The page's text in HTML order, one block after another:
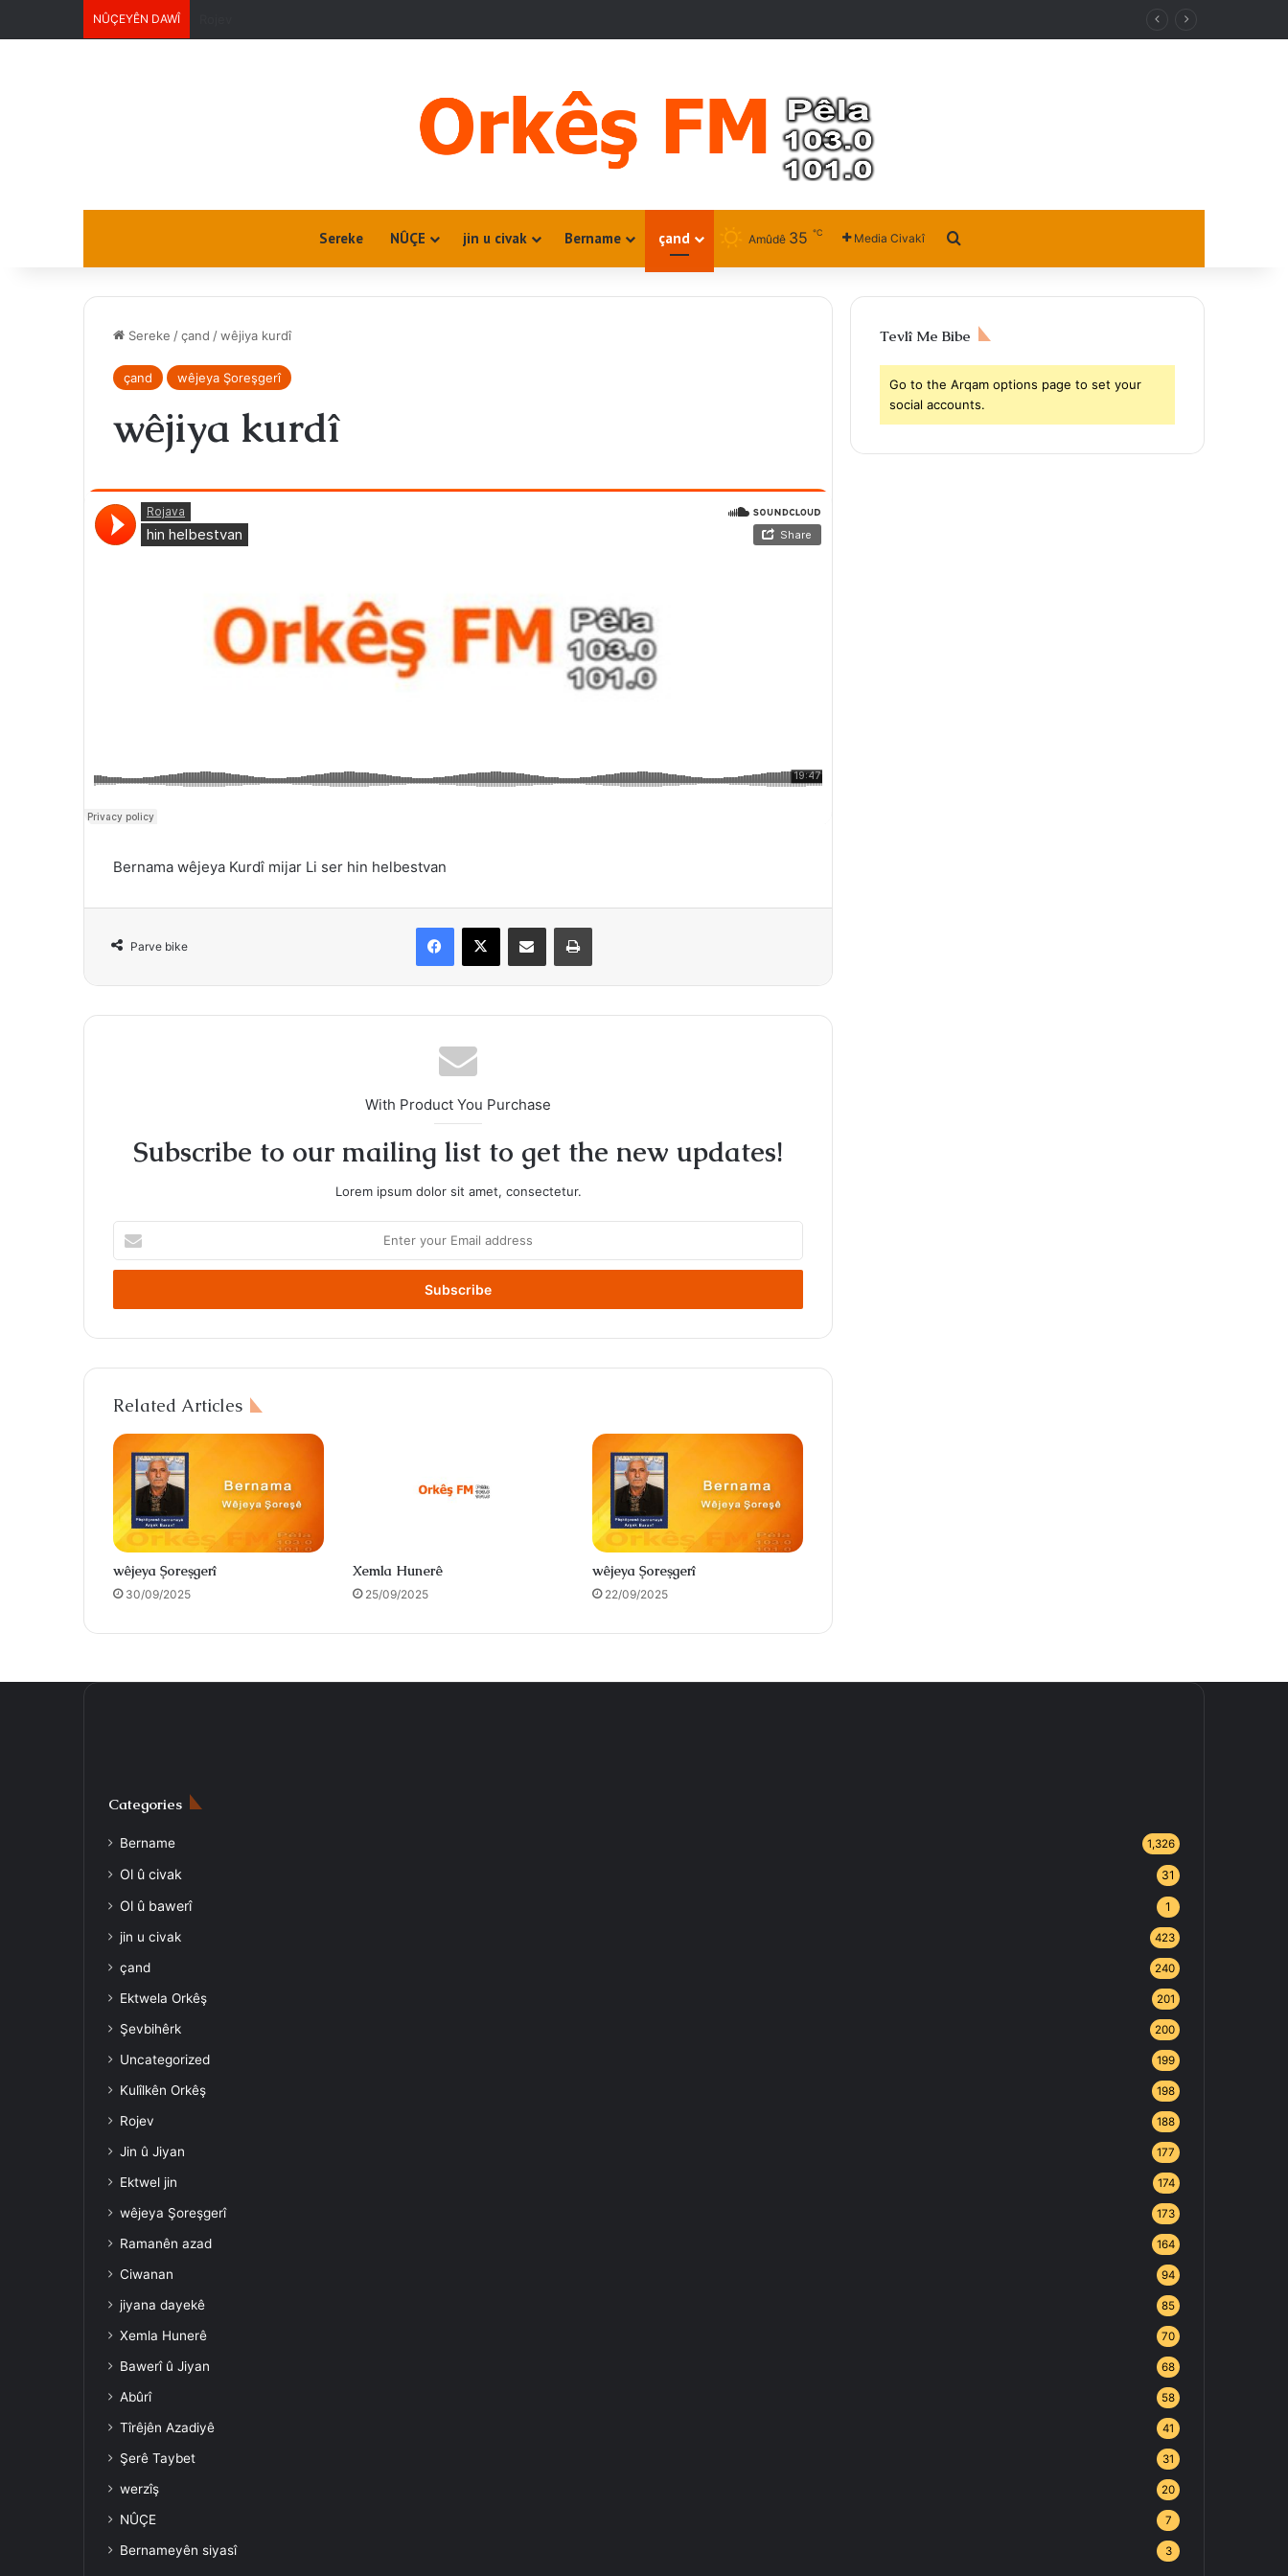
NÛÇEYÊN DAWÎ
Sereke NÛÇE jin u civak Bername çand Amûdê 35 ℃ Media Civakî
Sereke /çand /wêjiya kurdî
çand wêjeya Şoreşgerî
wêjiya kurdî
Bernama wêjeya Kurdî mijar Li ser hin helbestvan
Parve bike
Facebook
X Share via Email Print
With Product You Purchase
Subscribe to our mailing list to get the new updates!
Lorem ipsum dolor sit amet, consectetur.
your
Email
Related Articles
wêjeya Şoreşgerî
30/09/2025
Xemla Hunerê
25/09/2025
wêjeya Şoreşgerî
22/09/2025
Tevlî Me Bibe
Go to the Arqam options page to set your
social accounts.
Categories
Bername 1,326
Ol û civak 31
Ol û bawerî 1
jin u civak 423
çand 240
Ektwela Orkêş 201
Şevbihêrk 200
Uncategorized 199
Kulîlkên Orkêş 198
Rojev 188
Jin û Jiyan 177
Ektwel jin 174
wêjeya Şoreşgerî 173
Ramanên azad 164
Ciwanan 94
jiyana dayekê 85
Xemla Hunerê 70
Bawerî û Jiyan 68
Abûrî 58
Tîrêjên Azadiyê 41
Şerê Taybet 31
werzîş 20
NÛÇE 7
Bernameyên siyasî 3